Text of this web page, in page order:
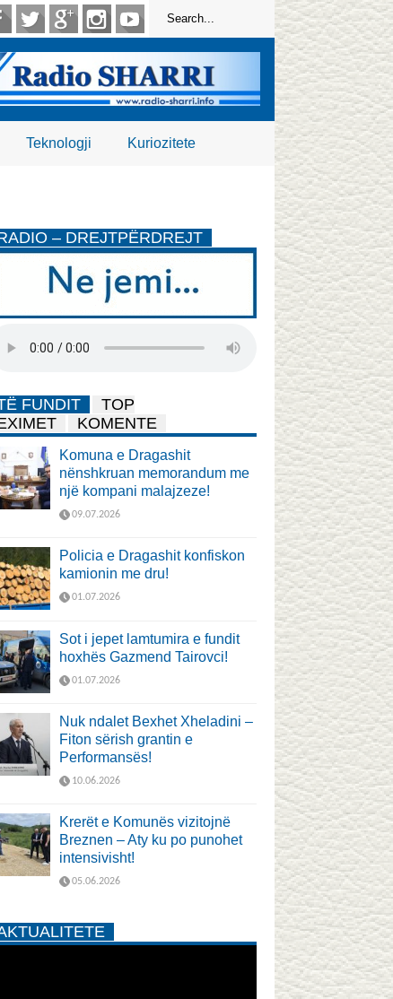
Teknologji Kuriozitete
– DREJTPËRDREJT
FUNDIT
TOP
KOMENTE
Komuna e Dragashit
nënshkruan memorandum me
një kompani malajzeze!
09.07.2026
Policia e Dragashit konfiskon
kamionin me dru!
01.07.2026
Sot i jepet lamtumira e fundit
hoxhës Gazmend Tairovci!
01.07.2026
Nuk ndalet Bexhet Xheladini –
Fiton sërish grantin e
Performansës!
10.06.2026
Krerët e Komunës vizitojnë
Breznen – Aty ku po punohet
intensivisht!
05.06.2026